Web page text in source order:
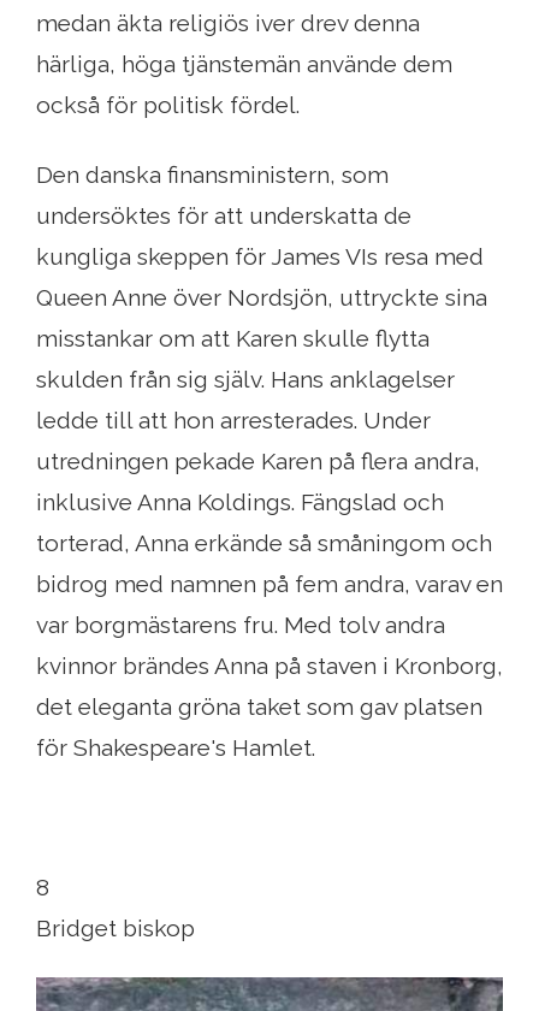
medan äkta religiös iver drev denna
härliga, höga tjänstemän använde dem
också för politisk fördel.
Den danska finansministern, som
undersöktes för att underskatta de
kungliga skeppen för James VIs resa med
Queen Anne över Nordsjön, uttryckte sina
misstankar om att Karen skulle flytta
skulden från sig själv. Hans anklagelser
ledde till att hon arresterades. Under
utredningen pekade Karen på flera andra,
inklusive Anna Koldings. Fängslad och
torterad, Anna erkände så småningom och
bidrog med namnen på fem andra, varav en
var borgmästarens fru. Med tolv andra
kvinnor brändes Anna på staven i Kronborg,
det eleganta gröna taket som gav platsen
för Shakespeare's Hamlet.
8
Bridget biskop